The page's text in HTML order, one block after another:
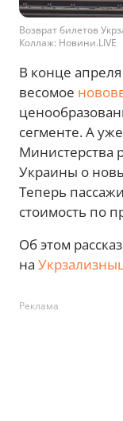
Возврат билетов
Коллаж: Новини.LIVE
В конце
весомое
сегменте. А
Министерства
Украины о
Теперь
стоимость по
Об этом
на
Реклама